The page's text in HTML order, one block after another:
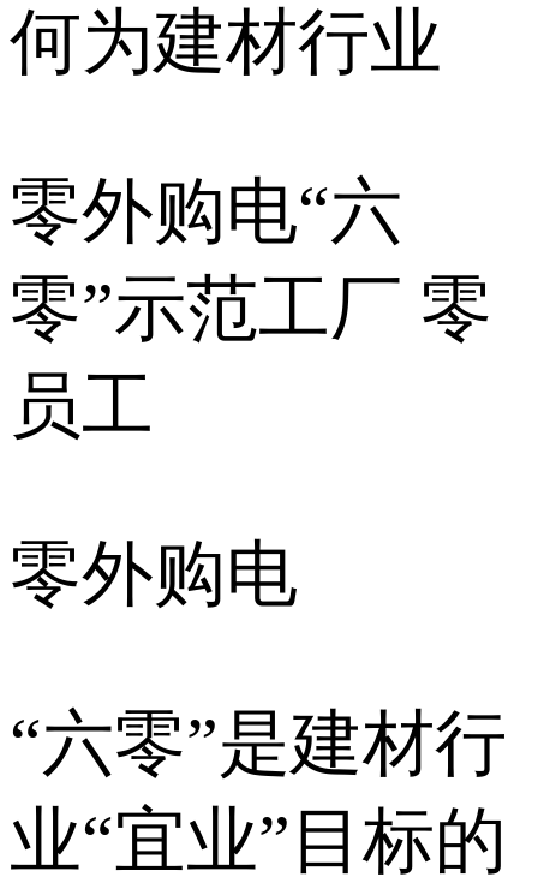
何为建材行业
零外购电“六
零”示范工厂 零
员工
零外购电
“六零”是建材行
业“宜业”目标的